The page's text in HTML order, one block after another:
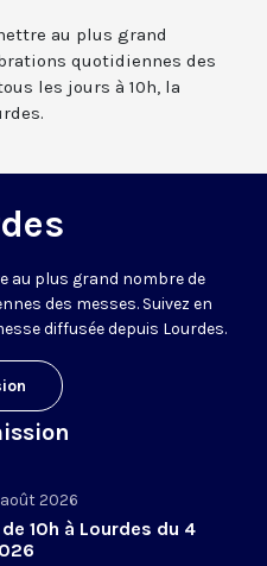
au plus grand
quotidiennes des
les jours à 10h, la
au plus grand nombre de
des messes. Suivez en
diffusée depuis Lourdes.
2026
10h à Lourdes du 4